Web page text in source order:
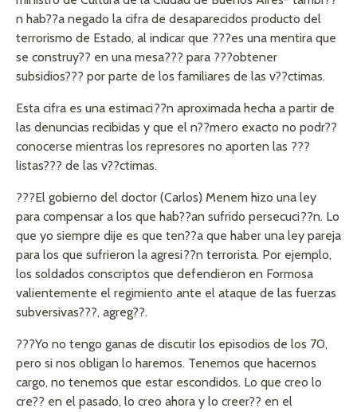
n hab??a negado la cifra de desaparecidos producto del
terrorismo de Estado, al indicar que ???es una mentira que
se construy?? en una mesa??? para ???obtener
subsidios??? por parte de los familiares de las v??ctimas.
Esta cifra es una estimaci??n aproximada hecha a partir de
las denuncias recibidas y que el n??mero exacto no podr??
conocerse mientras los represores no aporten las ???
listas??? de las v??ctimas.
???El gobierno del doctor (Carlos) Menem hizo una ley
para compensar a los que hab??an sufrido persecuci??n. Lo
que yo siempre dije es que ten??a que haber una ley pareja
para los que sufrieron la agresi??n terrorista. Por ejemplo,
los soldados conscriptos que defendieron en Formosa
valientemente el regimiento ante el ataque de las fuerzas
subversivas???, agreg??.
???Yo no tengo ganas de discutir los episodios de los 70,
pero si nos obligan lo haremos. Tenemos que hacernos
cargo, no tenemos que estar escondidos. Lo que creo lo
cre?? en el pasado, lo creo ahora y lo creer?? en el